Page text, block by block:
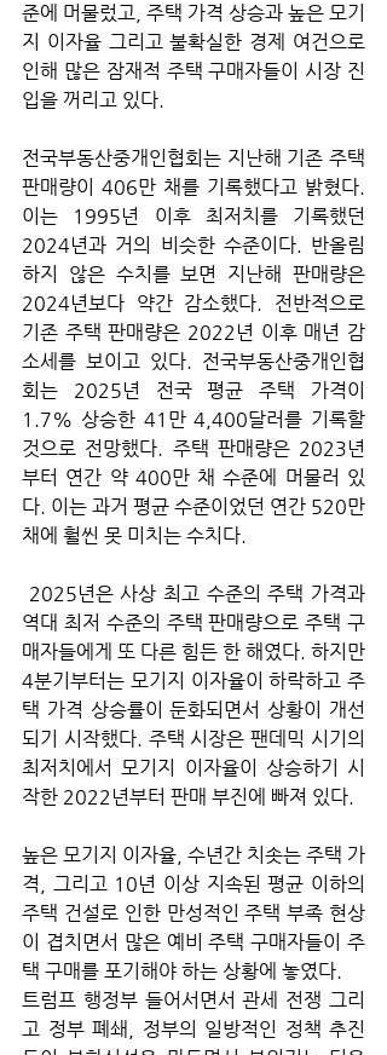
준에 머물렀고, 주택 가격 상승과 높은 모기
지 이자율 그리고 불확실한 경제 여건으로
인해 많은 잠재적 주택 구매자들이 시장 진
입을 꺼리고 있다.
전국부동산중개인협회는 지난해 기존 주택
판매량이 406만 채를 기록했다고 밝혔다.
이는 1995년 이후 최저치를 기록했던
2024년과 거의 비슷한 수준이다. 반올림
하지 않은 수치를 보면 지난해 판매량은
2024년보다 약간 감소했다. 전반적으로
기존 주택 판매량은 2022년 이후 매년 감
소세를 보이고 있다. 전국부동산중개인협
회는 2025년 전국 평균 주택 가격이
1.7% 상승한 41만 4,400달러를 기록할
것으로 전망했다. 주택 판매량은 2023년
부터 연간 약 400만 채 수준에 머물러 있
다. 이는 과거 평균 수준이었던 연간 520만
채에 훨씬 못 미치는 수치다.
역대 최저 수준의 주택 판매량으로 주택 구
매자들에게 또 다른 힘든 한 해였다. 하지만
4분기부터는 모기지 이자율이 하락하고 주
택 가격 상승률이 둔화되면서 상황이 개선
되기 시작했다. 주택 시장은 팬데믹 시기의
최저치에서 모기지 이자율이 상승하기 시
작한 2022년부터 판매 부진에 빠져 있다.
높은 모기지 이자율, 수년간 치솟는 주택 가
격, 그리고 10년 이상 지속된 평균 이하의
주택 건설로 인한 만성적인 주택 부족 현상
이 겹치면서 많은 예비 주택 구매자들이 주
택 구매를 포기해야 하는 상황에 놓였다.
트럼프 행정부 들어서면서 관세 전쟁 그리
고 정부 폐쇄, 정부의 일방적인 정책 추진